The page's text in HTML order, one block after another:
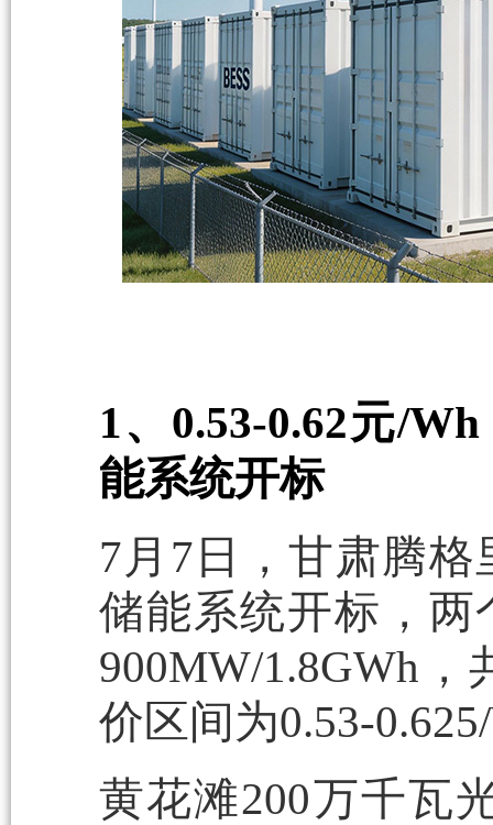
1、0.53-0.62元/
能系统开标
7月7日，甘肃腾
储能系统开标，两
900MW/1.8GWh
价区间为0.53-
黄花滩200万千瓦